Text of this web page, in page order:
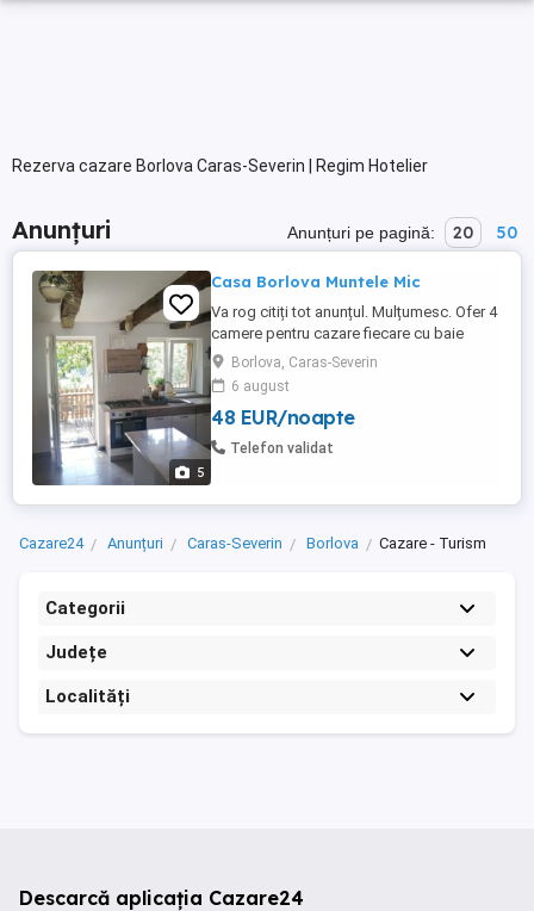
Rezerva cazare Borlova Caras-Severin | Regim Hotelier
Anunțuri Anunțuri pe pagină: 20 50
5
Casa Borlova Muntele Mic
Va rog citiți tot anunțul. Mulțumesc. Ofer 4
camere pentru cazare fiecare cu baie
proprie. Cu o capacitate de 9-10
persoane. Living Terasă și Bucătărie
complet utilată, cuptor, aragaz, expresor
cafea, cuptor cu microunde, mașină de
spălat vase, frigider, mașină de spălat
Borlova, Caras-Severin
6 august
48 EUR/noapte
Telefon validat
Cazare24 Anunțuri Caras-Severin Borlova Cazare - Turism
Categorii
Județe
Localități
Descarcă aplicația Cazare24